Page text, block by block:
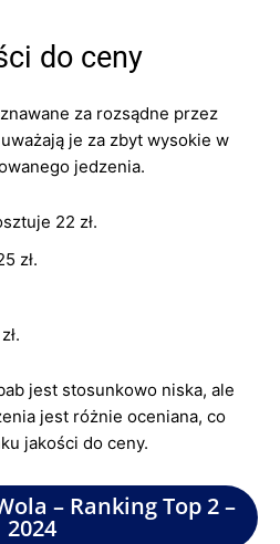
do ceny
za rozsądne przez
je za zbyt wysokie w
jedzenia.
22 zł.
zł.
jest stosunkowo niska, ale
jest różnie oceniana, co
jakości do ceny.
– Ranking Top 2 –
2024